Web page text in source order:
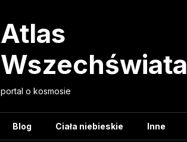
Atlas
Wszechświata
portal o kosmosie
Blog Ciała niebieskie Inne